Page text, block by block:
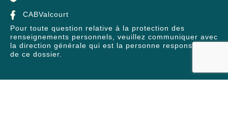
CABValcourt
Pour toute question relative à la protection des
renseignements personnels, veuillez communiquer avec
la direction générale qui est la personne responsable
de ce dossier.